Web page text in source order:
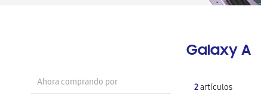
Galaxy A
2artículos
Ahora comprando por